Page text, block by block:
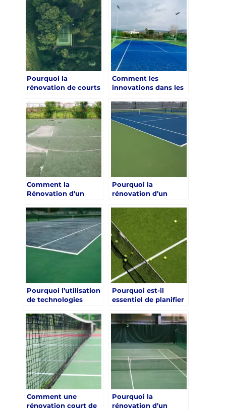
Paris ?
Paris ?
Pourquoi la
rénovation de courts
elle essentielle pour
les clubs sportifs ?
Comment les
innovations dans les
elles être appliquées
à la rénovation d’un
court de tennis en
gazon synthétique à
Comment la
Rénovation d’un
Gazon Synthétique à
Paris Peut-elle
Minimiser les
Interruptions de Jeu
?
Pourquoi la
rénovation d’un
gazon synthétique à
Paris doit-elle
prendre en compte
les besoins des
jeunes athlètes ?
Pourquoi l’utilisation
de technologies
bénéfique lors de la
rénovation d’un
court de tennis en
gazon synthétique à
Paris ?
Pourquoi est-il
essentiel de planifier
pour la rénovation
d’un court de tennis
en gazon synthétique
à Paris ?
Comment une
rénovation court de
Pourquoi la
rénovation d’un